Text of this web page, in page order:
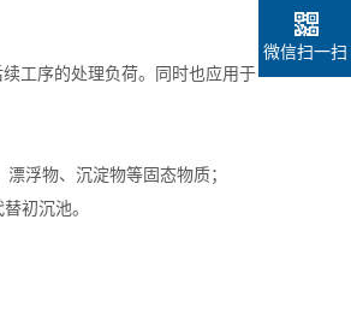
工序的处理负荷。同时也应用于
浮物、沉淀物等固态物质；
初沉池。
微信扫一扫